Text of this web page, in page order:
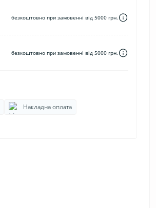
безкоштовно при замовенні від 5000 грн.
безкоштовно при замовенні від 5000 грн.
Накладна оплата